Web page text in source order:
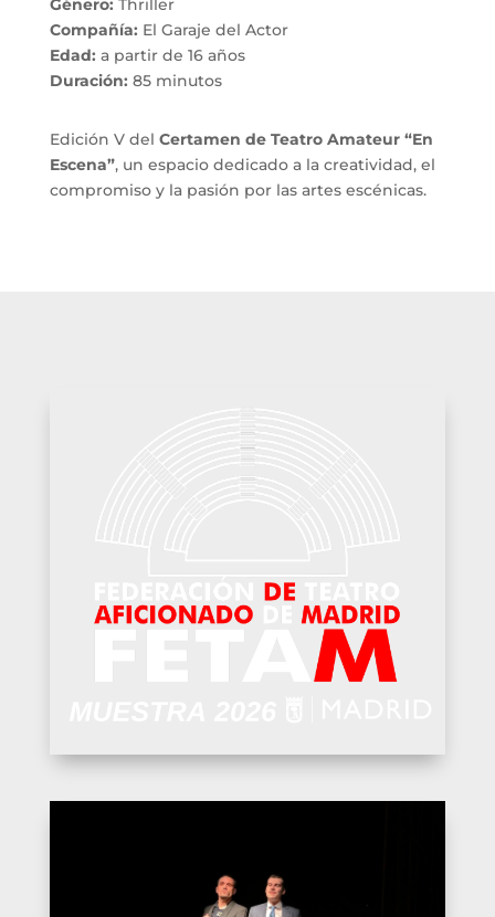
Género: Thriller
Compañía: El Garaje del Actor
Edad: a partir de 16 años
Duración: 85 minutos
Edición V del Certamen de Teatro Amateur “En
Escena”, un espacio dedicado a la creatividad, el
compromiso y la pasión por las artes escénicas.